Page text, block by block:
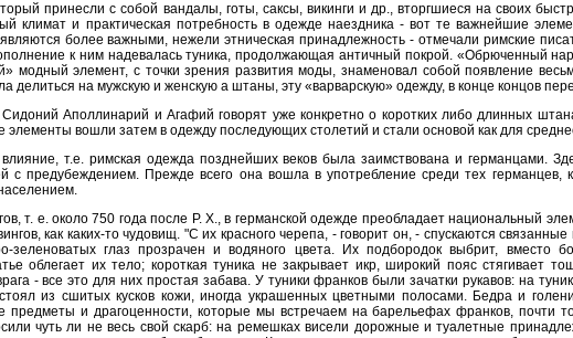
принесли с собой вандалы, готы, саксы, викинги и др., вторгшиеся на своих
климат и практическая потребность в одежде наездника - вот те важнейшие
более важными, нежели этническая принадлежность - отмечали римские
к ним надевалась туника, продолжающая античный покрой. «Обрюченный
модный элемент, с точки зрения развития моды, знаменовал собой появление
делиться на мужскую и женскую а штаны, эту «варварскую» одежду, в конце концов
Аполлинарий и Агафий говорят уже конкретно о коротких либо длинных
элементы вошли затем в одежду последующих столетий и стали основой как для
т.е. римская одежда позднейших веков была заимствована и германцами.
с предубеждением. Прежде всего она вошла в употребление среди тех германцев,
т. е. около 750 года после Р. X., в германской одежде преобладает национальный
как каких-то чудовищ. "С их красного черепа, - говорит он, - спускаются
зеленоватых глаз прозрачен и водяного цвета. Их подбородок выбрит, вместо
облегает их тело; короткая туника не закрывает икр, широкий пояс стягивает
- все это для них простая забава. У туники франков были зачатки рукавов: на
из сшитых кусков кожи, иногда украшенных цветными полосами. Бедра и
предметы и драгоценности, которые мы встречаем на барельефах франков, почти
чуть ли не весь свой скарб: на ремешках висели дорожные и туалетные